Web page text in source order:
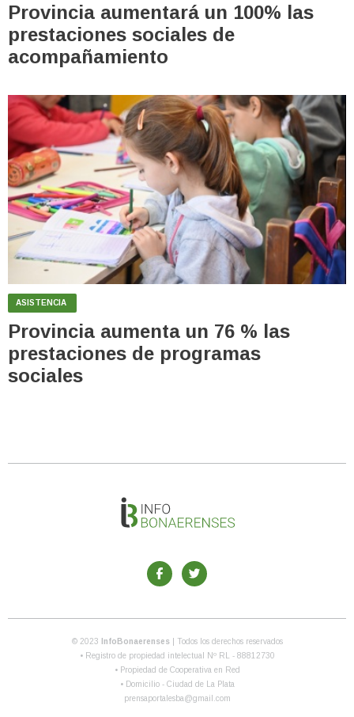
Provincia aumentará un 100% las
prestaciones sociales de
acompañamiento
ASISTENCIA
Provincia aumenta un 76 % las
prestaciones de programas
sociales
© 2023 InfoBonaerenses
| Todos los derechos reservados
• Registro de propiedad intelectual Nº RL - 88812730
• Propiedad de Cooperativa en Red
• Domicilio - Ciudad de La Plata
prensaportalesba@gmail.com